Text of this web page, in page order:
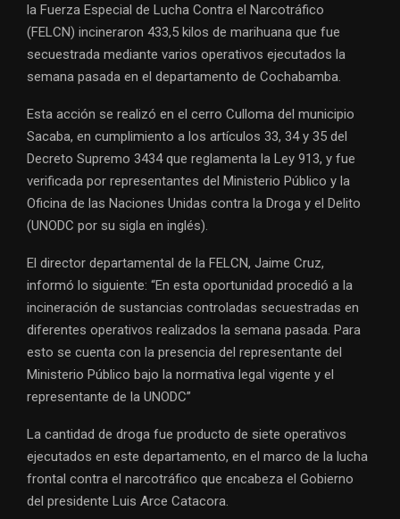
la Fuerza Especial de Lucha Contra el Narcotráfico
(FELCN) incineraron 433,5 kilos de marihuana que fue
secuestrada mediante varios operativos ejecutados la
semana pasada en el departamento de Cochabamba.
Esta acción se realizó en el cerro Culloma del municipio
Sacaba, en cumplimiento a los artículos 33, 34 y 35 del
Decreto Supremo 3434 que reglamenta la Ley 913, y fue
verificada por representantes del Ministerio Público y la
Oficina de las Naciones Unidas contra la Droga y el Delito
(UNODC por su sigla en inglés).
El director departamental de la FELCN, Jaime Cruz,
informó lo siguiente: “En esta oportunidad procedió a la
incineración de sustancias controladas secuestradas en
diferentes operativos realizados la semana pasada. Para
esto se cuenta con la presencia del representante del
Ministerio Público bajo la normativa legal vigente y el
representante de la UNODC”
La cantidad de droga fue producto de siete operativos
ejecutados en este departamento, en el marco de la lucha
frontal contra el narcotráfico que encabeza el Gobierno
del presidente Luis Arce Catacora.